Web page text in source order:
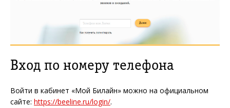
Вход по номеру телефона
Войти в кабинет «Мой Билайн» можно на официальном
сайте: https://beeline.ru/login/.